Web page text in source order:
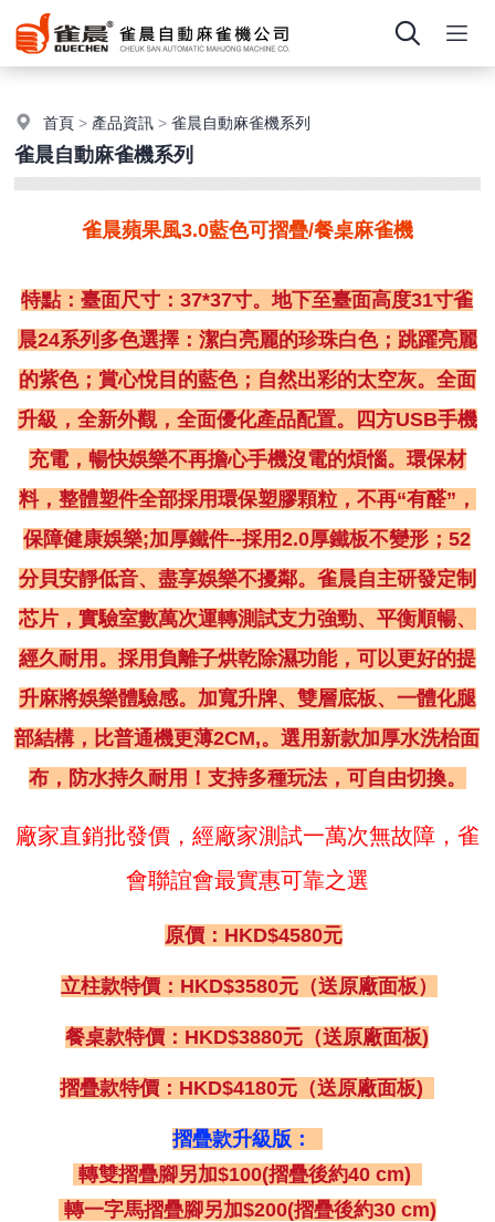
首頁 > 產品資訊 >雀晨自動麻雀機系列
雀晨自動麻雀機系列
雀晨蘋果風3.0藍色可摺疊/餐桌麻雀機
特點：臺面尺寸：37*37寸。地下至臺面高度31寸雀
晨24系列多色選擇：潔白亮麗的珍珠白色；跳躍亮麗
的紫色；賞心悅目的藍色；自然出彩的太空灰。全面
升級，全新外觀，全面優化產品配置。四方USB手機
充電，暢快娛樂不再擔心手機沒電的煩惱。環保材
料，整體塑件全部採用環保塑膠顆粒，不再“有醛”，
保障健康娛樂;加厚鐵件--採用2.0厚鐵板不變形；52
分貝安靜低音、盡享娛樂不擾鄰。雀晨自主研發定制
芯片，實驗室數萬次運轉測試支力強勁、平衡順暢、
經久耐用。採用負離子烘乾除濕功能，可以更好的提
升麻將娛樂體驗感。加寬升牌、雙層底板、一體化腿
部結構，比普通機更薄2CM,。選用新款加厚水洗枱面
布，防水持久耐用！支持多種玩法，可自由切換。
廠家直銷批發價，經廠家測試一萬次無故障，雀
會聯誼會最實惠可靠之選
原價：HKD$4580元
立柱款特價：HKD$3580元（送原廠面板）
餐桌款特價：HKD$3880元（送原廠面板)
摺疊款特價：HKD$4180元（送原廠面板)
摺疊款升級版：
轉雙摺疊腳另加$100(摺疊後約40 cm)
轉一字馬摺疊腳另加$200(摺疊後約30 cm)